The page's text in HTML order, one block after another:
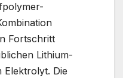
Fortschritt
Lithium-
Elektrolyt. Die